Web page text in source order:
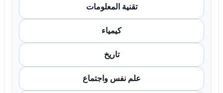
تقنية المعلومات
كيمياء
تاريخ
علم نفس واجتماع